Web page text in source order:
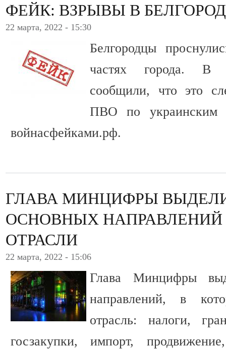
ФЕЙК: ВЗРЫВЫ В
22 марта, 2022 - 15:30
Белгородцы
частях города. В
сообщили, что это
ПВО по украинским
войнасфейками.рф.
ГЛАВА МИНЦИФРЫ
ОСНОВНЫХ НАПРАВЛЕНИЙ
ОТРАСЛИ
22 марта, 2022 - 15:06
Глава Минцифры
направлений, в
отрасль: налоги,
госзакупки, импорт,